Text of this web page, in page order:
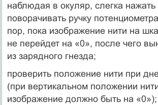
наблюдая в окуляр, слегка
поворачивать ручку
пор, пока изображение нити на
не перейдет на «0», после чего
из зарядного гнезда;
проверить положение нити при
(при вертикальном положении
изображение должно быть на «0»);